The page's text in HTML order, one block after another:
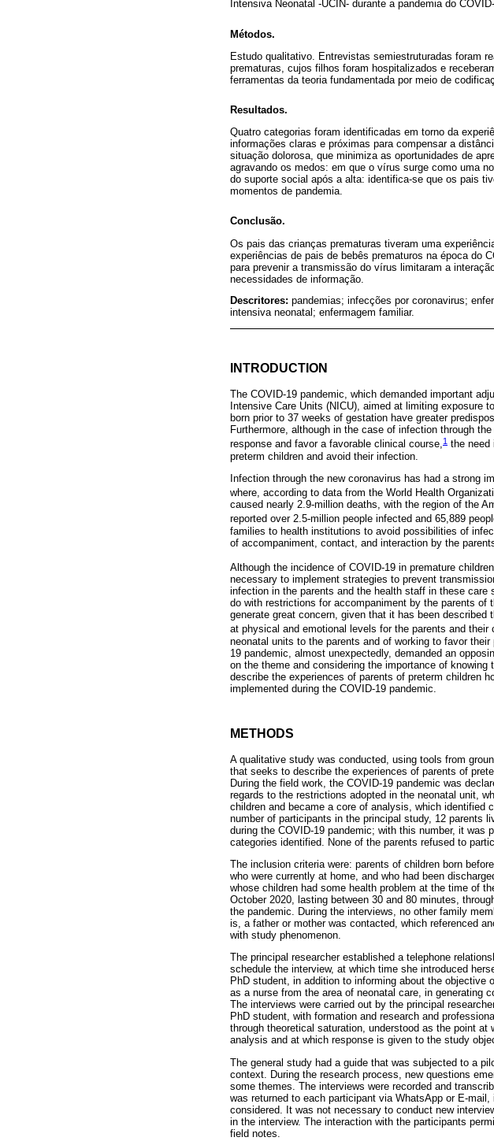
Intensiva Neonatal -UCIN- durante a pandemia do
Métodos.
Estudo qualitativo. Entrevistas semiestruturadas foram
prematuras, cujos filhos foram hospitalizados e
ferramentas da teoria fundamentada por meio de
Resultados.
Quatro categorias foram identificadas em torno da
informações claras e próximas para compensar a
situação dolorosa, que minimiza as oportunidades de
agravando os medos: em que o vírus surge como uma
do suporte social após a alta: identifica-se que os pais
momentos de pandemia.
Conclusão.
Os pais das crianças prematuras tiveram uma
experiências de pais de bebês prematuros na época do
para prevenir a transmissão do vírus limitaram a
necessidades de informação.
Descritores: pandemias; infecções por coronavirus;
intensiva neonatal; enfermagem familiar.
INTRODUCTION
The COVID-19 pandemic, which demanded important
Intensive Care Units (NICU), aimed at limiting exposure
born prior to 37 weeks of gestation have greater
Furthermore, although in the case of infection through
response and favor a favorable clinical course,1 the need
preterm children and avoid their infection.
Infection through the new coronavirus has had a strong
where, according to data from the World Health
caused nearly 2.9-million deaths, with the region of the
reported over 2.5-million people infected and 65,889
families to health institutions to avoid possibilities of
of accompaniment, contact, and interaction by the
Although the incidence of COVID-19 in premature
necessary to implement strategies to prevent
infection in the parents and the health staff in these
do with restrictions for accompaniment by the parents of
generate great concern, given that it has been
at physical and emotional levels for the parents and their
neonatal units to the parents and of working to favor
19 pandemic, almost unexpectedly, demanded an
on the theme and considering the importance of
describe the experiences of parents of preterm children
implemented during the COVID-19 pandemic.
METHODS
A qualitative study was conducted, using tools from
that seeks to describe the experiences of parents of
During the field work, the COVID-19 pandemic was
regards to the restrictions adopted in the neonatal unit,
children and became a core of analysis, which identified
number of participants in the principal study, 12 parents
during the COVID-19 pandemic; with this number, it
categories identified. None of the parents refused to
The inclusion criteria were: parents of children born
who were currently at home, and who had been
whose children had some health problem at the time of
October 2020, lasting between 30 and 80 minutes,
the pandemic. During the interviews, no other family
is, a father or mother was contacted, which referenced
with study phenomenon.
The principal researcher established a telephone
schedule the interview, at which time she introduced
PhD student, in addition to informing about the
as a nurse from the area of neonatal care, in generating
The interviews were carried out by the principal
PhD student, with formation and research and
through theoretical saturation, understood as the point
analysis and at which response is given to the study
The general study had a guide that was subjected to a
context. During the research process, new questions
some themes. The interviews were recorded and
was returned to each participant via WhatsApp or E-
considered. It was not necessary to conduct new
in the interview. The interaction with the participants
field notes.